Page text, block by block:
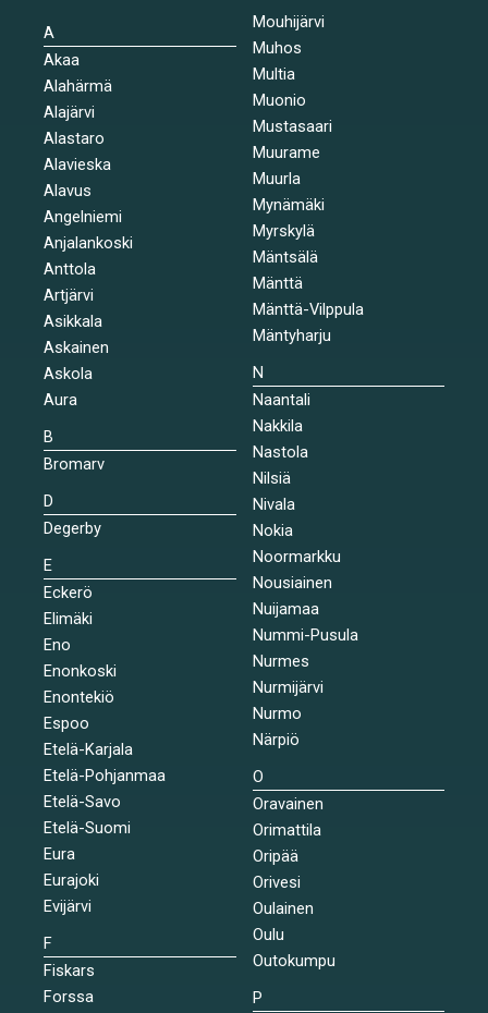
A
Akaa
Alahärmä
Alajärvi
Alastaro
Alavieska
Alavus
Angelniemi
Anjalankoski
Anttola
Artjärvi
Asikkala
Askainen
Askola
Aura
B
Bromarv
D
Degerby
E
Eckerö
Elimäki
Eno
Enonkoski
Enontekiö
Espoo
Etelä-Karjala
Etelä-Pohjanmaa
Etelä-Savo
Etelä-Suomi
Eura
Eurajoki
Evijärvi
F
Fiskars
Forssa
Mouhijärvi
Muhos
Multia
Muonio
Mustasaari
Muurame
Muurla
Mynämäki
Myrskylä
Mäntsälä
Mänttä
Mänttä-Vilppula
Mäntyharju
N
Naantali
Nakkila
Nastola
Nilsiä
Nivala
Nokia
Noormarkku
Nousiainen
Nuijamaa
Nummi-Pusula
Nurmes
Nurmijärvi
Nurmo
Närpiö
O
Oravainen
Orimattila
Oripää
Orivesi
Oulainen
Oulu
Outokumpu
P